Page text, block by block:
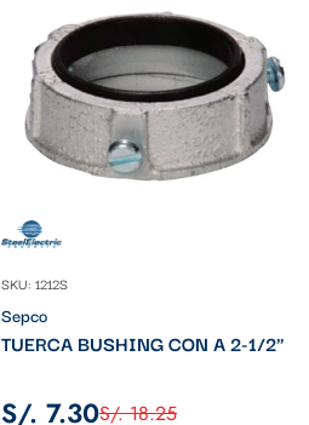
SKU: 1212S
Sepco
TUERCA BUSHING CON A 2-1/2"
Precio
S/. 7.30
Precio
S/. 18.25